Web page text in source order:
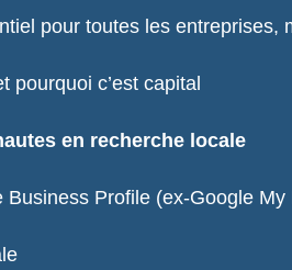
pour toutes les entreprises,
pourquoi c’est capital
en recherche locale
Profile (ex-Google My